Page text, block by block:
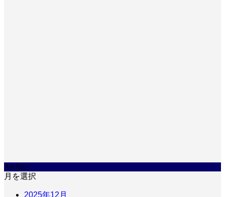
Archive
月を選択
2025年12月